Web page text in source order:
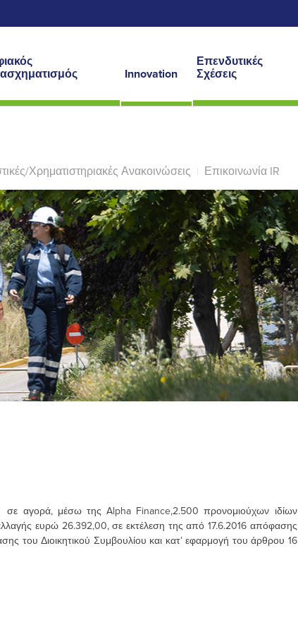
Innovation
Επενδυτικές
Σχέσεις
Χρηματιστηριακές Ανακοινώσεις Επικοινωνία IR
αγορά, μέσω της Alpha Finance,2.500 προνομιούχων ιδίων
ευρώ 26.392,00, σε εκτέλεση της από 17.6.2016 απόφασης
του Διοικητικού Συμβουλίου και κατ’ εφαρμογή του άρθρου 16